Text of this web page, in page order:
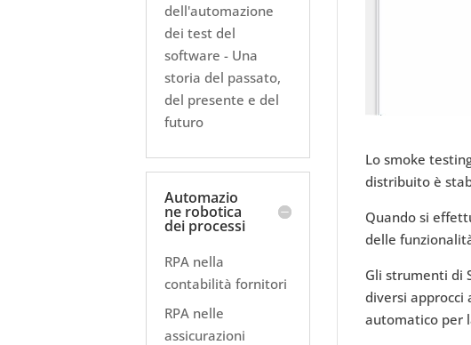
Lo smoke
distribuito è
Quando si
delle
Gli strumenti di
diversi approcci
automatico per
dell'automazione
dei test del
software - Una
storia del passato,
del presente e del
futuro
Automazio
ne robotica
dei processi
RPA nella
contabilità fornitori
RPA nelle
assicurazioni